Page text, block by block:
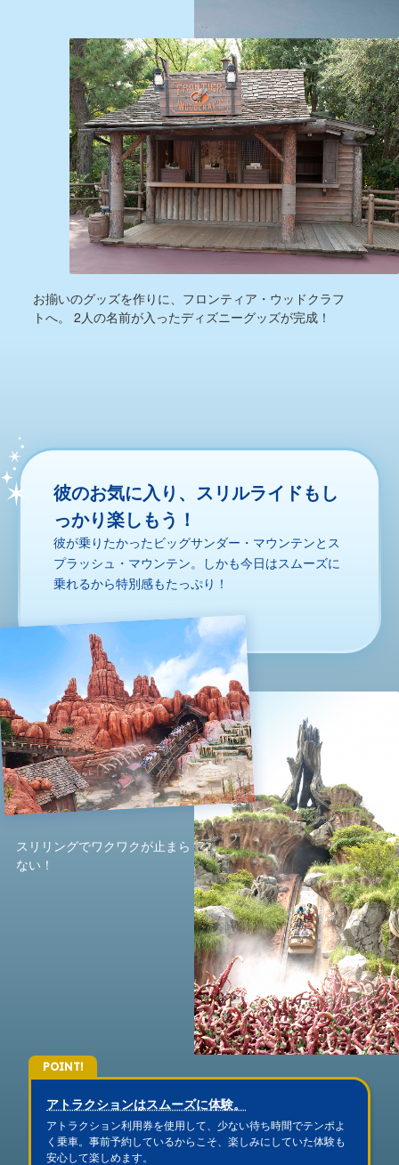
お揃いのグッズを作りに、フロンティア・ウッドクラフ
トへ。 2人の名前が入ったディズニーグッズが完成！
彼のお気に入り、スリルライドもし
っかり楽しもう！
彼が乗りたかったビッグサンダー・マウンテンとス
プラッシュ・マウンテン。しかも今日はスムーズに
乗れるから特別感もたっぷり！
スリリングでワクワクが止まら
ない！
POINT!
アトラクションはスムーズに体験。
アトラクション利用券を使用して、少ない待ち時間でテンポよ
く乗車。事前予約しているからこそ、楽しみにしていた体験も
安心して楽しめます。